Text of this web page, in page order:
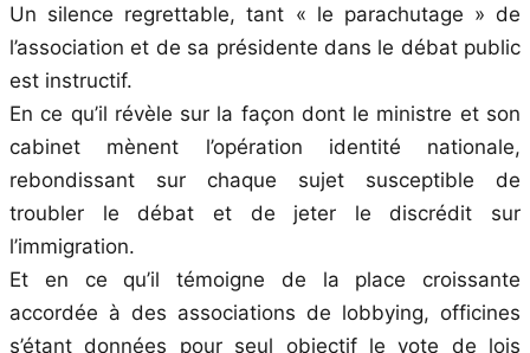
Un silence regrettable, tant « le parachutage » de
l’association et de sa présidente dans le débat public
est instructif.
En ce qu’il révèle sur la façon dont le ministre et son
cabinet mènent l’opération identité nationale,
rebondissant sur chaque sujet susceptible de
troubler le débat et de jeter le discrédit sur
l’immigration.
Et en ce qu’il témoigne de la place croissante
accordée à des associations de lobbying, officines
s’étant données pour seul objectif le vote de lois